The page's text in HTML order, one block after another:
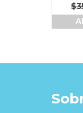
$